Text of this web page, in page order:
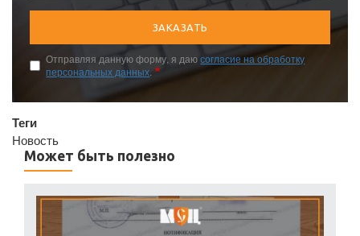
Отправляя данную форму, я даюсогласие на обработку
персональных данных
Теги
Новость
Может быть полезно